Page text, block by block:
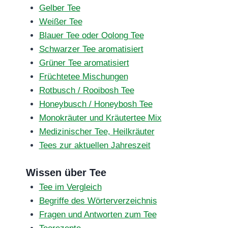
Gelber Tee
Weißer Tee
Blauer Tee oder Oolong Tee
Schwarzer Tee aromatisiert
Grüner Tee aromatisiert
Früchtetee Mischungen
Rotbusch / Rooibosh Tee
Honeybusch / Honeybosh Tee
Monokräuter und Kräutertee Mix
Medizinischer Tee, Heilkräuter
Tees zur aktuellen Jahreszeit
Wissen über Tee
Tee im Vergleich
Begriffe des Wörterverzeichnis
Fragen und Antworten zum Tee